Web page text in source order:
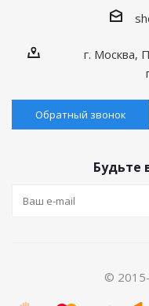
г. Москва,
Обратный звонок
Будьте
©